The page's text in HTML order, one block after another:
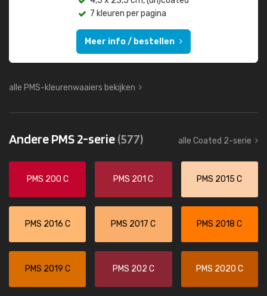
7 kleuren per pagina
Meer info / bestellen
alle PMS-kleurenwaaiers bekijken
Andere PMS 2-serie(577) alle Coated 2-serie
PMS 200 C PMS 201 C PMS 2015 C
PMS 2016 C PMS 2017 C PMS 2018 C
PMS 2019 C PMS 202 C PMS 2020 C